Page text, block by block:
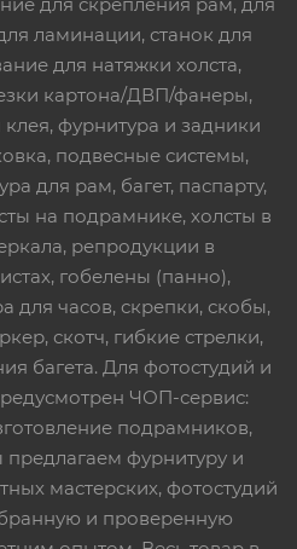
ламинации, станок для
для натяжки холста,
картона/ДВП/фанеры,
фурнитура и задники
подвесные системы,
для рам, багет, паспарту,
на подрамнике, холсты в
репродукции в
гобелены (панно),
для часов, скрепки, скобы,
скотч, гибкие стрелки,
багета. Для фотостудий и
ЧОП-сервис:
подрамников,
фурнитуру и
мастерских, фотостудий
и проверенную